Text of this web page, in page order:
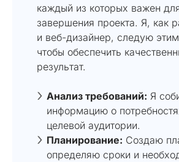
каждый из которых важен
завершения проекта. Я, как
и веб-дизайнер, следую
чтобы обеспечить
результат.
Анализ требований: Я
информацию о
целевой аудитории.
Планирование: Создаю
определяю сроки и